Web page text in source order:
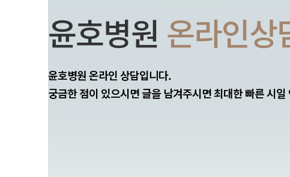
윤호병원 온라인상
윤호병원 온라인 상담입니다.
궁금한 점이 있으시면 글을 남겨주시면 최대한 빠른 시